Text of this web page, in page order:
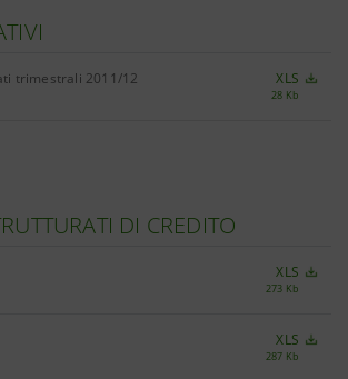
trimestrali 2011/12 XLS
28 Kb
DI CREDITO
XLS
273 Kb
XLS
287 Kb